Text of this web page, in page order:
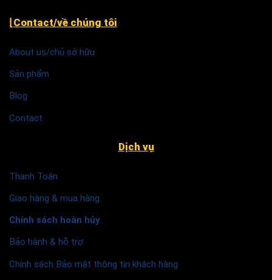
⌊Contact/về chúng tôi
About us/chủ sở hữu
Sản phẩm
Blog
Contact
Dịch vụ
Thanh Toán
Giao hàng & mua hàng
Chính sách hoàn hủy
Bảo hành & hỗ trợ
Chính sách Bảo mật thông tin khách hàng